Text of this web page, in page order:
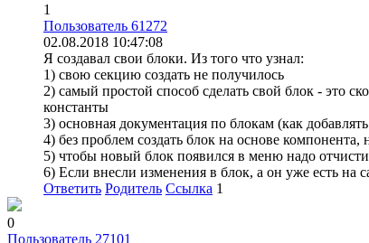
1
Пользователь 61272
02.08.2018 10:47:08
Я создавал свои блоки. Из того что узнал:
1) свою секцию создать не получилось
2) самый простой способ сделать свой блок - это
константы
3) основная документация по блокам (как
4) без проблем создать блок на основе
5) чтобы новый блок появился в меню надо
6) Если внесли изменения в блок, а он уже есть на
Ответить Родитель Ссылка 1
0
Пользователь 27101